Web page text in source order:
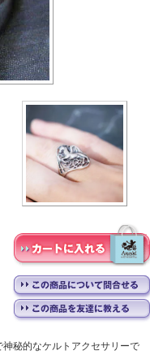
秘的なケルトアクセサリーで